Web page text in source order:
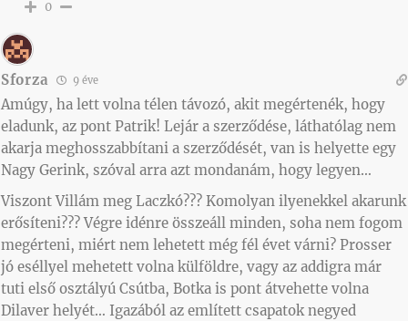
0
Sforza 9 éve
Amúgy, ha lett volna télen távozó, akit megértenék, hogy
eladunk, az pont Patrik! Lejár a szerződése, láthatólag nem
akarja meghosszabbítani a szerződését, van is helyette egy
Nagy Gerink, szóval arra azt mondanám, hogy legyen…
Viszont Villám meg Laczkó??? Komolyan ilyenekkel akarunk
erősíteni??? Végre idénre összeáll minden, soha nem fogom
megérteni, miért nem lehetett még fél évet várni? Prosser
jó eséllyel mehetett volna külföldre, vagy az addigra már
tuti első osztályú Csútba, Botka is pont átvehette volna
Dilaver helyét… Igazából az említett csapatok negyed